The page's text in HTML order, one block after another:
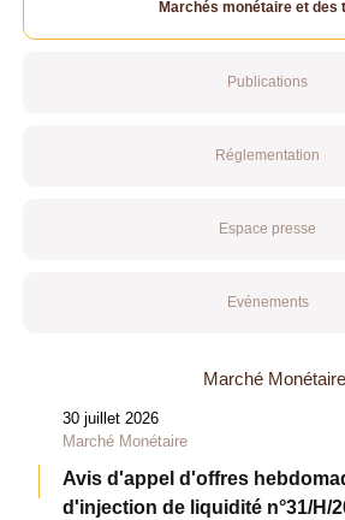
Marchés monétaire et des
Publications
Réglementation
Espace presse
Evénements
Marché Monétaire
30 juillet 2026
Marché Monétaire
Avis d'appel d'offres
d'injection de liquidité n°31/H/